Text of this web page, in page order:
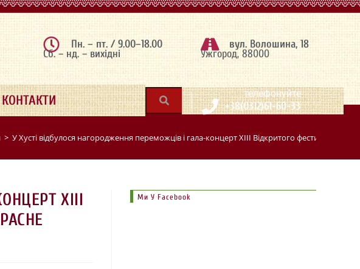
Пн. – пт. / 9.00–18.00
Сб. – нд. – вихідні
вул. Волошина, 18
Ужгород, 88000
КОНТАКТИ | телефонуйте
+38(0312)61-60-33
> У Хусті відбулося нагородження переможців і гала-концерт ХІІІ Відкритого фестивалю-
ХІІІ
Ми У Facebook